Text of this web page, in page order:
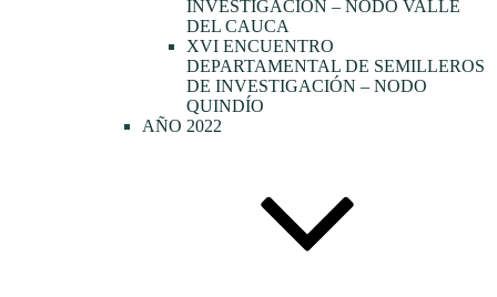
INVESTIGACIÓN – NODO VALLE
DEL CAUCA
XVI ENCUENTRO
DEPARTAMENTAL DE SEMILLEROS
DE INVESTIGACIÓN – NODO
QUINDÍO
AÑO 2022